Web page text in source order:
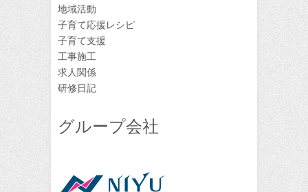
地域活動
子育て応援レシピ
子育て支援
工事施工
求人関係
研修日記
グループ会社